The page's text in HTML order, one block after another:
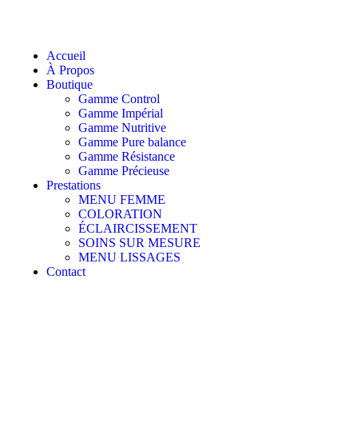
Accueil
À Propos
Boutique
Gamme Control
Gamme Impérial
Gamme Nutritive
Gamme Pure balance
Gamme Résistance
Gamme Précieuse
Prestations
MENU FEMME
COLORATION
ÉCLAIRCISSEMENT
SOINS SUR MESURE
MENU LISSAGES
Contact